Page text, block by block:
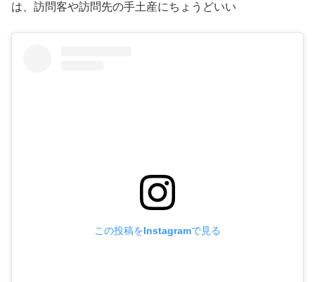
は、訪問客や訪問先の手土産にちょうどいい
この投稿をInstagramで見る